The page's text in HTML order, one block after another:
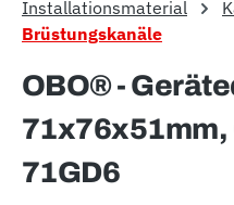
Installationsmaterial
Brüstungskanäle
OBO® -
71x76x51mm,
71GD6